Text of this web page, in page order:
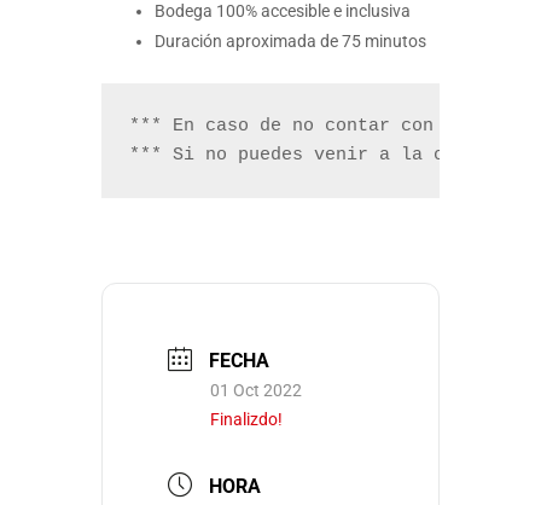
Bodega 100% accesible e inclusiva
Duración aproximada de 75 minutos
*** En caso de no contar con
*** Si no puedes venir a la cata y
FECHA
01 Oct 2022
Finalizdo!
HORA